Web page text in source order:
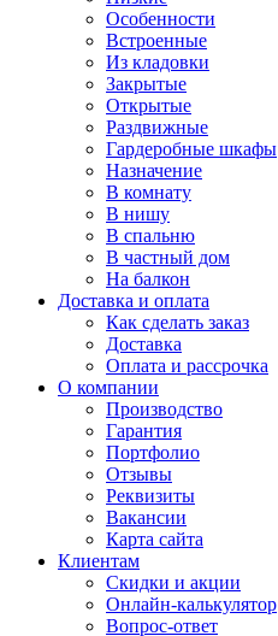
Особенности
Встроенные
Из кладовки
Закрытые
Открытые
Раздвижные
Гардеробные шкафы
Назначение
В комнату
В нишу
В спальню
В частный дом
На балкон
Доставка и оплата
Как сделать заказ
Доставка
Оплата и рассрочка
О компании
Производство
Гарантия
Портфолио
Отзывы
Реквизиты
Вакансии
Карта сайта
Клиентам
Скидки и акции
Онлайн-калькулятор
Вопрос-ответ